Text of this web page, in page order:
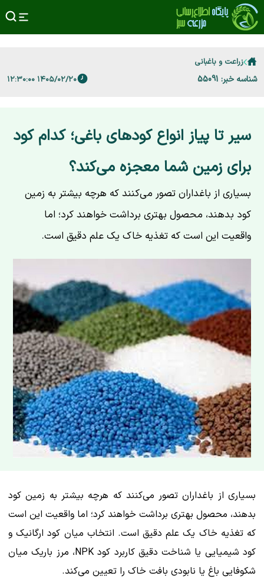
زراعت و باغبانی
شناسه خبر: 55091 ۱۴۰۵/۰۲/۲۰ ۱۲:۳۰:۰۰
سیر تا پیاز انواع کودهای باغی؛ کدام کود
برای زمین شما معجزه می‌کند؟
بسیاری از باغداران تصور می‌کنند که هرچه بیشتر به زمین
کود بدهند، محصول بهتری برداشت خواهند کرد؛ اما
واقعیت این است که تغذیه خاک یک علم دقیق است.
بسیاری از باغداران تصور می‌کنند که هرچه بیشتر به زمین کود
بدهند، محصول بهتری برداشت خواهند کرد؛ اما واقعیت این است
که تغذیه خاک یک علم دقیق است. انتخاب میان کود ارگانیک و
کود شیمیایی یا شناخت دقیق کاربرد کود NPK، مرز باریک میان
شکوفایی باغ یا نابودی بافت خاک را تعیین می‌کند.